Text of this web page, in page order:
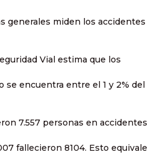
generales miden los accidentes
Vial estima que los
se encuentra entre el 1 y 2% del
7.557 personas en accidentes
fallecieron 8104. Esto equivale